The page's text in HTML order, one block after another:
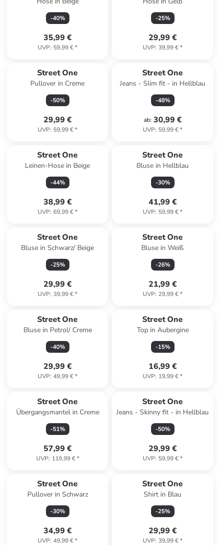
-40%
35,99 €
UVP: 59,99 €*
-25%
29,99 €
UVP: 39,99 €*
Street One
Pullover in Creme
-50%
29,99 €
UVP: 59,99 €*
Street One
Jeans - Slim fit - in Hellblau
-48%
ab: 30,99 €
UVP: 59,99 €*
Street One
Leinen-Hose in Beige
-44%
38,99 €
UVP: 69,99 €*
Street One
Bluse in Hellblau
-30%
41,99 €
UVP: 59,99 €*
Street One
Bluse in Schwarz/ Beige
-25%
29,99 €
UVP: 39,99 €*
Street One
Bluse in Weiß
-26%
21,99 €
UVP: 29,99 €*
Street One
Bluse in Petrol/ Creme
-40%
29,99 €
UVP: 49,99 €*
Street One
Top in Aubergine
-15%
16,99 €
UVP: 19,99 €*
Street One
Übergangsmantel in Creme
-51%
57,99 €
UVP: 119,99 €*
Street One
Jeans - Skinny fit - in Hellblau
-50%
29,99 €
UVP: 59,99 €*
Street One
Pullover in Schwarz
-30%
34,99 €
UVP: 49,99 €*
Street One
Shirt in Blau
-25%
29,99 €
UVP: 39,99 €*